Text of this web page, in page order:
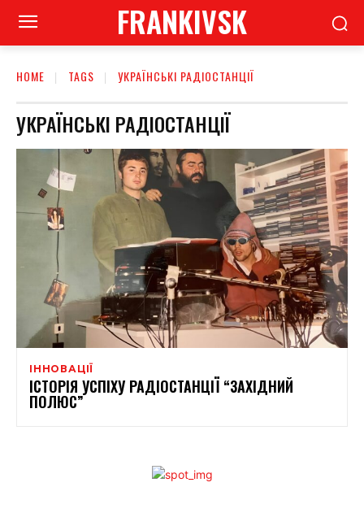
FRANKIVSK
HOME TAGS УКРАЇНСЬКІ РАДІОСТАНЦІЇ
УКРАЇНСЬКІ РАДІОСТАНЦІЇ
ІННОВАЦІЇ
ІСТОРІЯ УСПІХУ РАДІОСТАНЦІЇ “ЗАХІДНИЙ
ПОЛЮС”